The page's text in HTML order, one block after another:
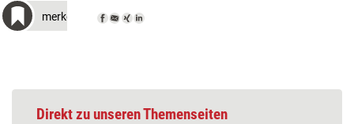
merken
Direkt zu unseren Themenseiten